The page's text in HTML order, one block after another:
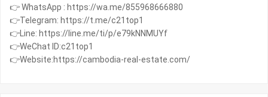
👉 WhatsApp : https://wa.me/855968666880
👉Telegram: https://t.me/c21top1
👉Line: https://line.me/ti/p/e79kNNMUYf
👉WeChat ID:c21top1
👉Website:https://cambodia-real-estate.com/